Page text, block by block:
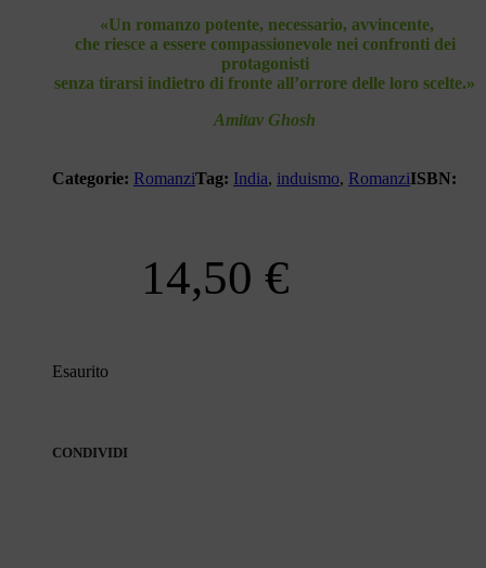
«Un romanzo potente, necessario, avvincente,
che riesce a essere compassionevole nei confronti dei
protagonisti
senza tirarsi indietro di fronte all’orrore delle loro scelte.»
Amitav Ghosh
Categorie: RomanziTag: India, induismo, RomanziISBN:
14,50 €
Esaurito
CONDIVIDI